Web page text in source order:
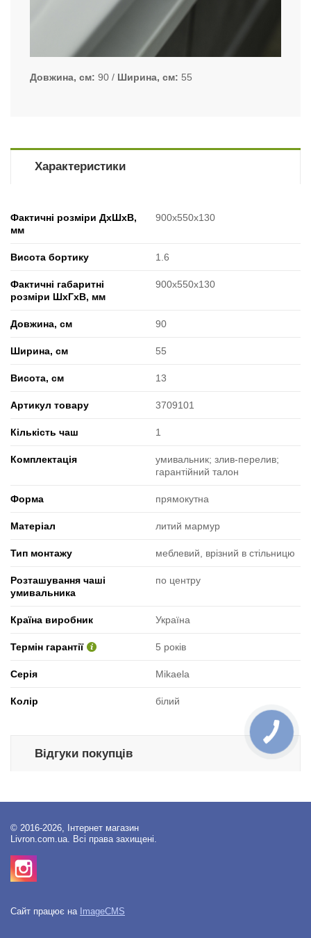
Довжина, см 90 Ширина, см 55
Характеристики
Фактичні розміри ДхШхВ,
мм
900x550x130
Висота бортику 1.6
Фактичні габаритні
розміри ШхГхВ, мм
900x550x130
Довжина, см 90
Ширина, см 55
Висота, см 13
Артикул товару 3709101
Кількість чаш 1
Комплектація
умивальник; злив-перелив;
гарантійний талон
Форма прямокутна
Матеріал литий мармур
Тип монтажу меблевий, врізний в стільницю
Розташування чаші
умивальника
по центру
Країна виробник Україна
Термін гарантії 5 років
Серія Mikaela
Колір білий
Відгуки покупців
© 2016-2026, Інтернет магазин
Livron.com.ua. Всі права захищені.
Сайт працює на ImageCMS